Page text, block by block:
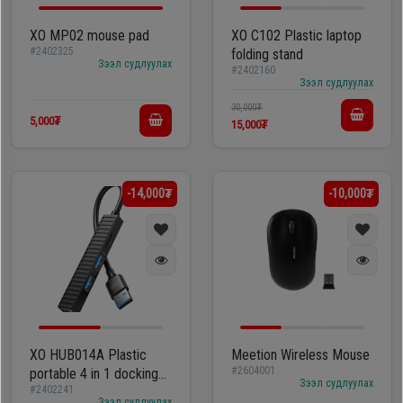
Гал
тогоо
цахилгаан
Зөөврийн
Гэр ахуйн
цахилгаан
компьютер
Хөргөгч,
Хөлдөөгч
Плитк,
Шарах
XO MP02 mouse pad
#2402325
Зээл судлуулах
5,000₮
XO C102 Plastic laptop
folding stand
#2402160
Зээл судлуулах
30,000₮
15,000₮
-14,000₮
XO HUB014A Plastic
portable 4 in 1 docking
station
#2402241
-10,000₮
Meetion Wireless Mouse
#2604001
Зээл судлуулах